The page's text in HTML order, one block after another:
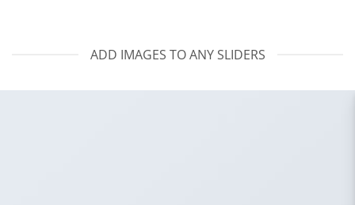
ADD IMAGES TO ANY SLIDERS